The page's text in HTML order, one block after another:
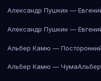
Александр Пушкин —
Александр Пушкин —
Альбер Камю —
Альбер Камю — Чума